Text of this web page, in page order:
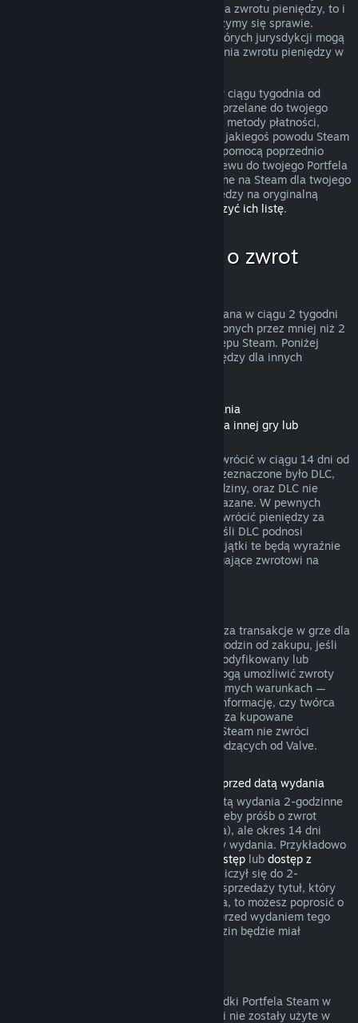
przypadek nie podlega zasadom uzyskania zwrotu pieniędzy, to i
tak możesz o niego poprosić, a my przyjrzymy się sprawie.
Konsumenci zamieszkujący obszary niektórych jurysdykcji mogą
mieć dodatkowe prawa dotyczące uzyskania zwrotu pieniędzy w
Zwrócimy ci całkowitą kwotę pieniężną w ciągu tygodnia od
zatwierdzenia zwrotu. Pieniądze zostaną przelane do twojego
Portfela Steam lub przy pomocy tej samej metody płatności,
której użyto do dokonania zakupu. Jeśli z jakiegoś powodu Steam
nie będzie w stanie zwrócić pieniędzy za pomocą poprzednio
użytej metody płatności, dokonamy przelewu do twojego Portfela
Steam. Niektóre metody płatności dostępne na Steam dla twojego
kraju mogą nie wspierać zwracania pieniędzy na oryginalną
Kliknij tutaj, aby zobaczyć ich listę.
Kiedy można poprosić o zwrot
Oferta zwrotu pieniędzy na Steam, dokonana w ciągu 2 tygodni
od daty zakupu i dla produktów uruchomionych przez mniej niż 2
godziny, dotyczy gier i programów ze Sklepu Steam. Poniżej
znajduje się opis działania zwrotów pieniędzy dla innych
Zwroty pieniędzy dla zawartości do pobrania
(zawartości ze Sklepu Steam dostępnej dla innej gry lub
DLC zakupione w Sklepie Steam można zwrócić w ciągu 14 dni od
daty zakupu, jeśli produkt, dla którego przeznaczone było DLC,
był uruchamiany przez mniej niż dwie godziny, oraz DLC nie
zostało zużyte, zmodyfikowane lub przekazane. W pewnych
przypadkach Steam nie będzie w stanie zwrócić pieniędzy za
niektóre DLC firm trzecich (na przykład jeśli DLC podnosi
nieodwracalnie poziom postaci z gry). Wyjątki te będą wyraźnie
oznaczone przed zakupem jako niepodlegające zwrotowi na
Steam będzie w stanie zwrócić pieniądze za transakcje w grze dla
wszystkich tytułów od Valve w ciągu 48 godzin od zakupu, jeśli
zakupiony przedmiot nie został użyty, zmodyfikowany lub
wymieniony. Twórcy innych produktów mogą umożliwić zwroty
pieniędzy za transakcje w grze na tych samych warunkach —
przed dokonaniem transakcji otrzymasz informację, czy twórca
gry umożliwił żądania zwrotów pieniędzy za kupowane
przedmioty. W pozostałych przypadkach Steam nie zwróci
pieniędzy za transakcje w grach niepochodzących od Valve.
Zwroty pieniędzy za produkty zakupione przed datą wydania
Przy zakupie produktu na Steam przed datą wydania 2-godzinne
okno czasu gry będzie liczyło się na potrzeby próśb o zwrot
pieniędzy (z wyjątkiem testów wersji beta), ale okres 14 dni
będzie miał zastosowanie dopiero od daty wydania. Przykładowo
wczesny dostęplub dostęp z
, wszelki czas gry będzie liczył się do 2-
godzinnego limitu. Jeśli zakupisz w przedsprzedaży tytuł, który
nie jest grywalny przed jego datą wydania, to możesz poprosić o
zwrot pieniędzy w dowolnym momencie przed wydaniem tego
tytułu, a standardowy okres 14 dni/2 godzin będzie miał
Możesz poprosić o zwrot pieniędzy za środki Portfela Steam w
ciągu 14 dni od ich zakupu na Steam, jeśli nie zostały użyte w